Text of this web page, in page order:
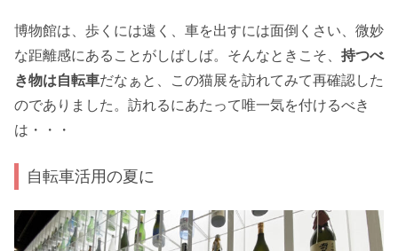
博物館は、歩くには遠く、車を出すには面倒くさい、微妙
な距離感にあることがしばしば。そんなときこそ、 持つべ
き物は自転車だなぁと、この猫展を訪れてみて再確認した
のでありました。訪れるにあたって唯一気を付けるべき
は・・・
自転車活用の夏に